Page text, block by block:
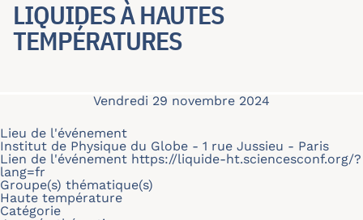
LIQUIDES À HAUTES
TEMPÉRATURES
Vendredi 29 novembre 2024
Lieu de l'événement
Institut de Physique du Globe - 1 rue Jussieu - Paris
Lien de l'événement https://liquide-ht.sciencesconf.org/?
lang=fr
Groupe(s) thématique(s)
Haute température
Catégorie